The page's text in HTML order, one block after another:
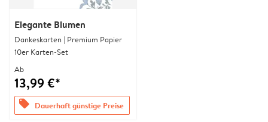
Elegante Blumen
Dankeskarten | Premium Papier
10er Karten-Set
Ab
13,99 €*
offers Dauerhaft günstige Preise